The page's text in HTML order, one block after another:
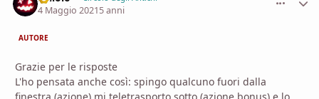
4 Maggio 20215 anni
AUTORE
Grazie per le risposte
L'ho pensata anche così: spingo qualcuno fuori dalla